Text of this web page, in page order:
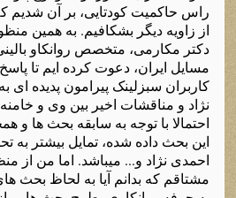
راس حاکمیت کودتایی، بر آن شدیم
از زاویه دیگر بشکافیم. به همین
دکتر مکارمی، متخصص روانکاو
مسایل ایران، دعوت کرده ایم تا
کاربران سبزلینک پیرامون پدیده ای
احتمالا با توجه به سابقه بحث ها و
این بحث داده شده، تمایل بیشتر به
احمدی نژاد و... میباشد. اما من از
مشتاقم که بدانم آیا به لحاظ بحث